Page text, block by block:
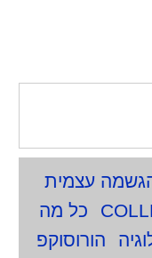
עצמית
כל מה
הורוסוקפ